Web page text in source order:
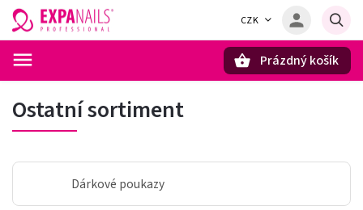
CZK
Prázdný košík
Ostatní sortiment
Dárkové poukazy